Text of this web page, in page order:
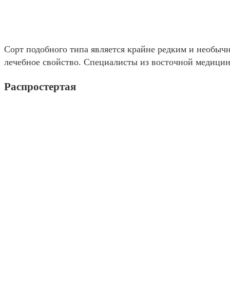
Сорт подобного типа является крайне редким и
лечебное свойство. Специалисты из восточной
Распростертая